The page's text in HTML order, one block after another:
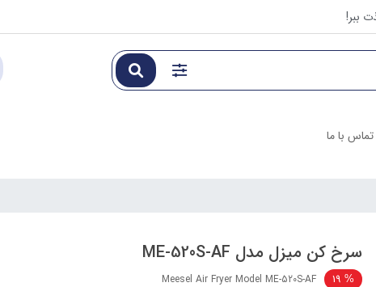
ببر!
تماس با ما
سرخ کن میزل مدل ME-520S-AF
19
Meesel Air Fryer Model ME-520S-AF